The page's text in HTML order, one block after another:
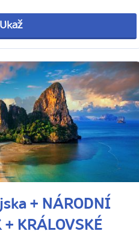
Ukaž
+ NÁRODNÍ
+ KRÁLOVSKÉ